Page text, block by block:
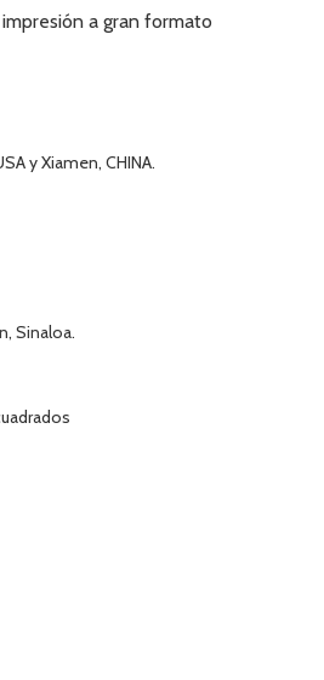
a gran formato
y Xiamen, CHINA.
Sinaloa.